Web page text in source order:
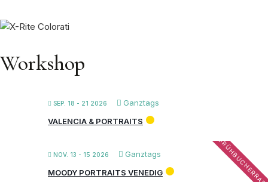
Workshop
SEP. 18 - 21 2026
Ganztags
VALENCIA & PORTRAITS
NOV. 13 - 15 2026 Ganztags
MOODY PORTRAITS VENEDIG